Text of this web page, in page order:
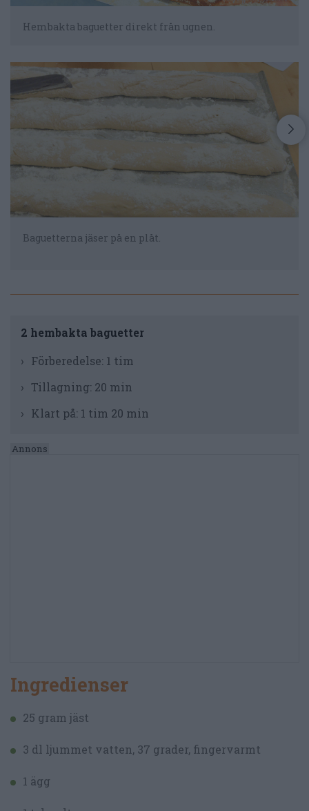
Hembakta baguetter direkt från ugnen.
Baguetterna jäser på en plåt.
2 hembakta baguetter
Förberedelse: 1 tim
Tillagning: 20 min
Klart på: 1 tim 20 min
Ingredienser
25 gram jäst
3 dl ljummet vatten, 37 grader, fingervarmt
1 ägg